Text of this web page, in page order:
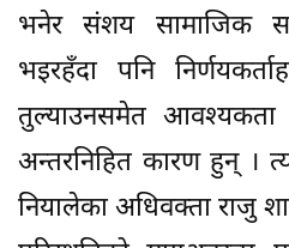
भनेर संशय सामाजिक
भइरहँदा पनि
तुल्याउनसमेत आवश्यकता
अन्तरनिहित कारण हुन् ।
नियालेका अधिवक्ता राजु